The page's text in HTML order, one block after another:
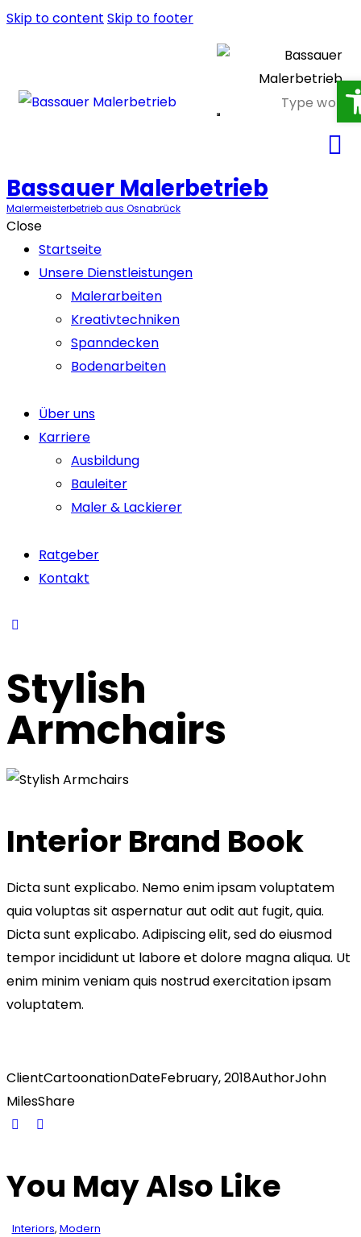
Skip to content Skip to footer
Bassauer Malerbetrieb
Malermeisterbetrieb aus Osnabrück
Close
Startseite
Unsere Dienstleistungen
Malerarbeiten
Kreativtechniken
Spanndecken
Bodenarbeiten
Über uns
Karriere
Ausbildung
Bauleiter
Maler & Lackierer
Ratgeber
Kontakt
Stylish
Armchairs
Interior Brand Book
Dicta sunt explicabo. Nemo enim ipsam voluptatem
quia voluptas sit aspernatur aut odit aut fugit, quia.
Dicta sunt explicabo. Adipiscing elit, sed do eiusmod
tempor incididunt ut labore et dolore magna aliqua. Ut
enim minim veniam quis nostrud exercitation ipsam
voluptatem.
ClientCartoonationDateFebruary, 2018AuthorJohn
MilesShare
You May Also Like
Interiors, Modern